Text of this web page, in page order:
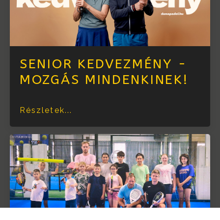
SENIOR KEDVEZMÉNY -
MOZGÁS MINDENKINEK!
Részletek...